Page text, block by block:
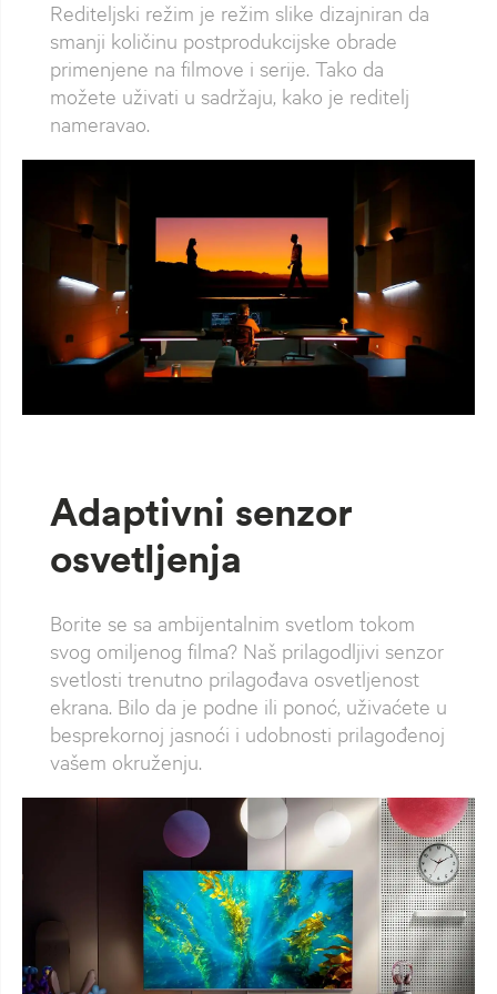
Rediteljski režim je režim slike dizajniran da
smanji količinu postprodukcijske obrade
primenjene na filmove i serije. Tako da
možete uživati u sadržaju, kako je reditelj
nameravao.
Adaptivni senzor
osvetljenja
Borite se sa ambijentalnim svetlom tokom
svog omiljenog filma? Naš prilagodljivi senzor
svetlosti trenutno prilagođava osvetljenost
ekrana. Bilo da je podne ili ponoć, uživaćete u
besprekornoj jasnoći i udobnosti prilagođenoj
vašem okruženju.